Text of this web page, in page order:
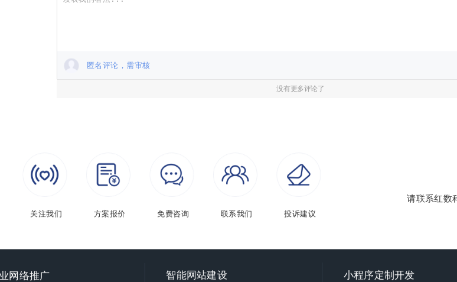
匿名评论，需审核
没有更多评论了
请联系红数
关注我们 方案报价 免费咨询 投诉建议
联系我们
智能网站建设 小程序定制开发
网络推广